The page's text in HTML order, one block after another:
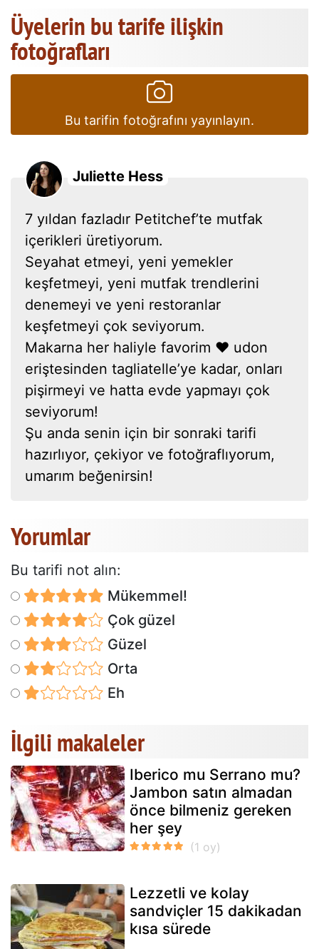
Üyelerin bu tarife ilişkin
fotoğrafları
Bu tarifin fotoğrafını yayınlayın.
Juliette Hess
7 yıldan fazladır Petitchef’te mutfak
içerikleri üretiyorum.
Seyahat etmeyi, yeni yemekler
keşfetmeyi, yeni mutfak trendlerini
denemeyi ve yeni restoranlar
keşfetmeyi çok seviyorum.
Makarna her haliyle favorim ❤ udon
eriştesinden tagliatelle’ye kadar, onları
pişirmeyi ve hatta evde yapmayı çok
seviyorum!
Şu anda senin için bir sonraki tarifi
hazırlıyor, çekiyor ve fotoğraflıyorum,
umarım beğenirsin!
Yorumlar
Bu tarifi not alın:
Mükemmel!
Çok güzel
Güzel
Orta
Eh
İlgili makaleler
Iberico mu Serrano mu?
Jambon satın almadan
önce bilmeniz gereken
her şey
Lezzetli ve kolay
sandviçler 15 dakikadan
kısa sürede